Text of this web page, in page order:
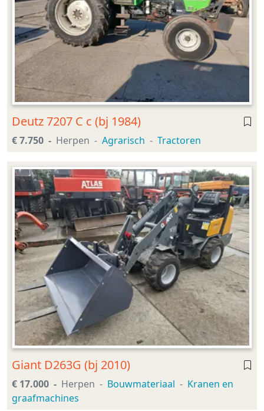
Deutz 7207 C c (bj 1984)
€ 7.750 Herpen Agrarisch Tractoren
Giant D263G (bj 2010)
€ 17.000 Herpen Bouwmateriaal
Kranen en
graafmachines